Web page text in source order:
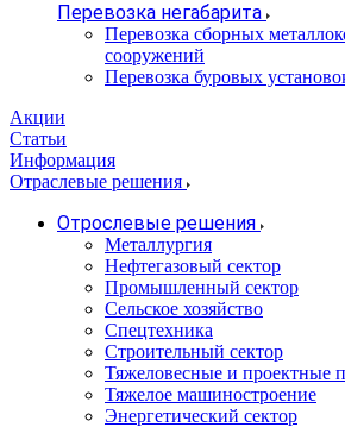
Перевозка негабарита
Перевозка сборных
сооружений
Перевозка буровых
Акции
Статьи
Информация
Отраслевые решения
Отрослевые решения
Металлургия
Нефтегазовый сектор
Промышленный сектор
Сельское хозяйство
Спецтехника
Строительный сектор
Тяжеловесные и проектные
Тяжелое машиностроение
Энергетический сектор